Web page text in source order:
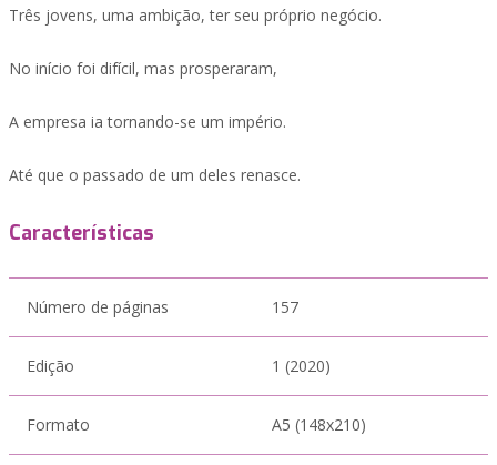
Três jovens, uma ambição, ter seu próprio negócio.
No início foi difícil, mas prosperaram,
A empresa ia tornando-se um império.
Até que o passado de um deles renasce.
Características
Número de páginas 157
Edição 1 (2020)
Formato A5 (148x210)